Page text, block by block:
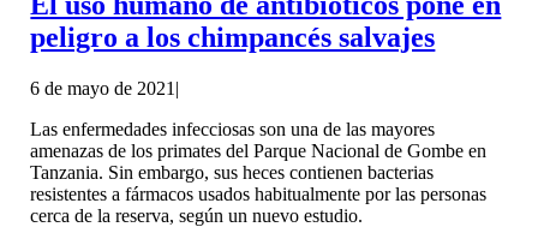
peligro a los chimpancés salvajes
6 de mayo de 2021 |
Las enfermedades infecciosas son una de las mayores
amenazas de los primates del Parque Nacional de Gombe en
Tanzania. Sin embargo, sus heces contienen bacterias
resistentes a fármacos usados habitualmente por las personas
cerca de la reserva, según un nuevo estudio.